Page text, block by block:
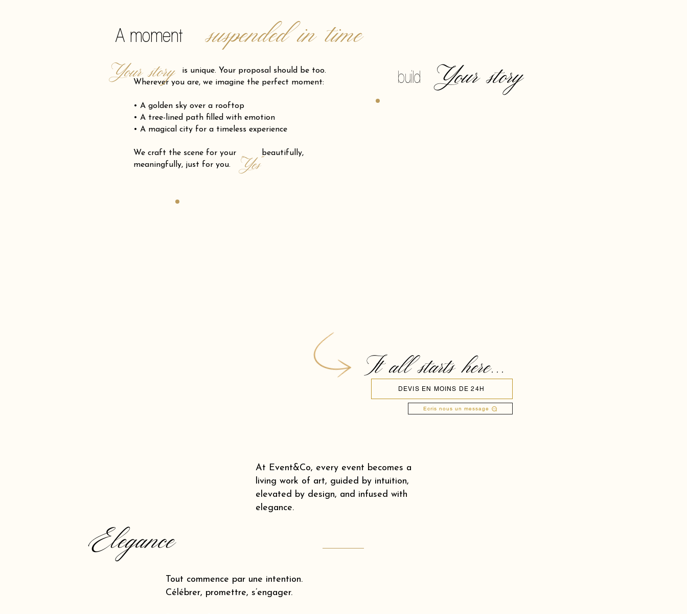
A moment suspended in time
is unique. Your proposal should be too.
Wherever you are, we imagine the perfect moment:
• A golden sky over a rooftop
• A tree-lined path filled with emotion
• A magical city for a timeless experience
We craft the scene for your beautifully,
meaningfully, just for you.
Your story
"Yes"
build Your story
It all starts here...
Ecris nous un message
DEVIS EN MOINS DE 24H
At Event&Co, every event becomes a
living work of art, guided by intuition,
elevated by design, and infused with
elegance.
Elegance
Tout commence par une intention.
Célébrer, promettre, s’engager.